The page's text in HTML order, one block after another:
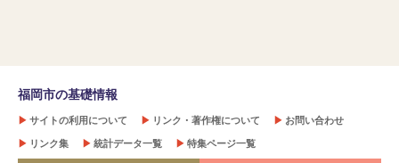
▶ サイトの利用について ▶ リンク・著作権について ▶ お問い合わせ
▶ リンク集 ▶ 統計データ一覧 ▶ 特集ページ一覧
福岡市の基礎情報